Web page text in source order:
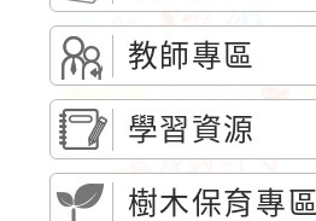
教師專區
學習資源
樹木保育專區